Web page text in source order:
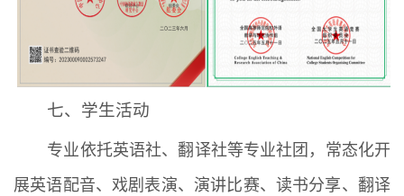
七、学生活动
专业依托英语社、翻译社等专业社团，常态化开
展英语配音、戏剧表演、演讲比赛、读书分享、翻译